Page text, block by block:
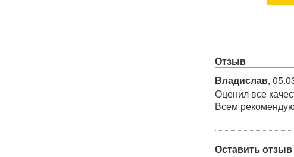
Отзыв
Владислав,
Оценил все
Всем
Оставить отзыв